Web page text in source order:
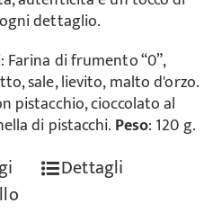
dettaglio.
di frumento “0”,
sale, lievito, malto d'orzo.
pistacchio, cioccolato al
di pistacchi. Peso: 120 g.
Dettagli